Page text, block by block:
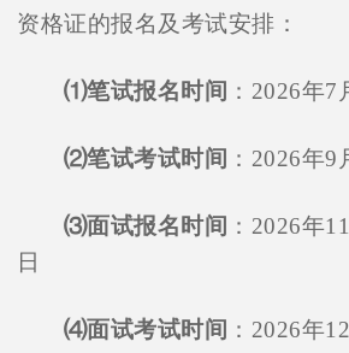
资格证的报名及考试安排：
⑴笔试报名时间 ：2026年7
⑵笔试考试时间 ：2026年9
⑶面试报名时间 ：2026年
日
⑷面试考试时间 ：2026年